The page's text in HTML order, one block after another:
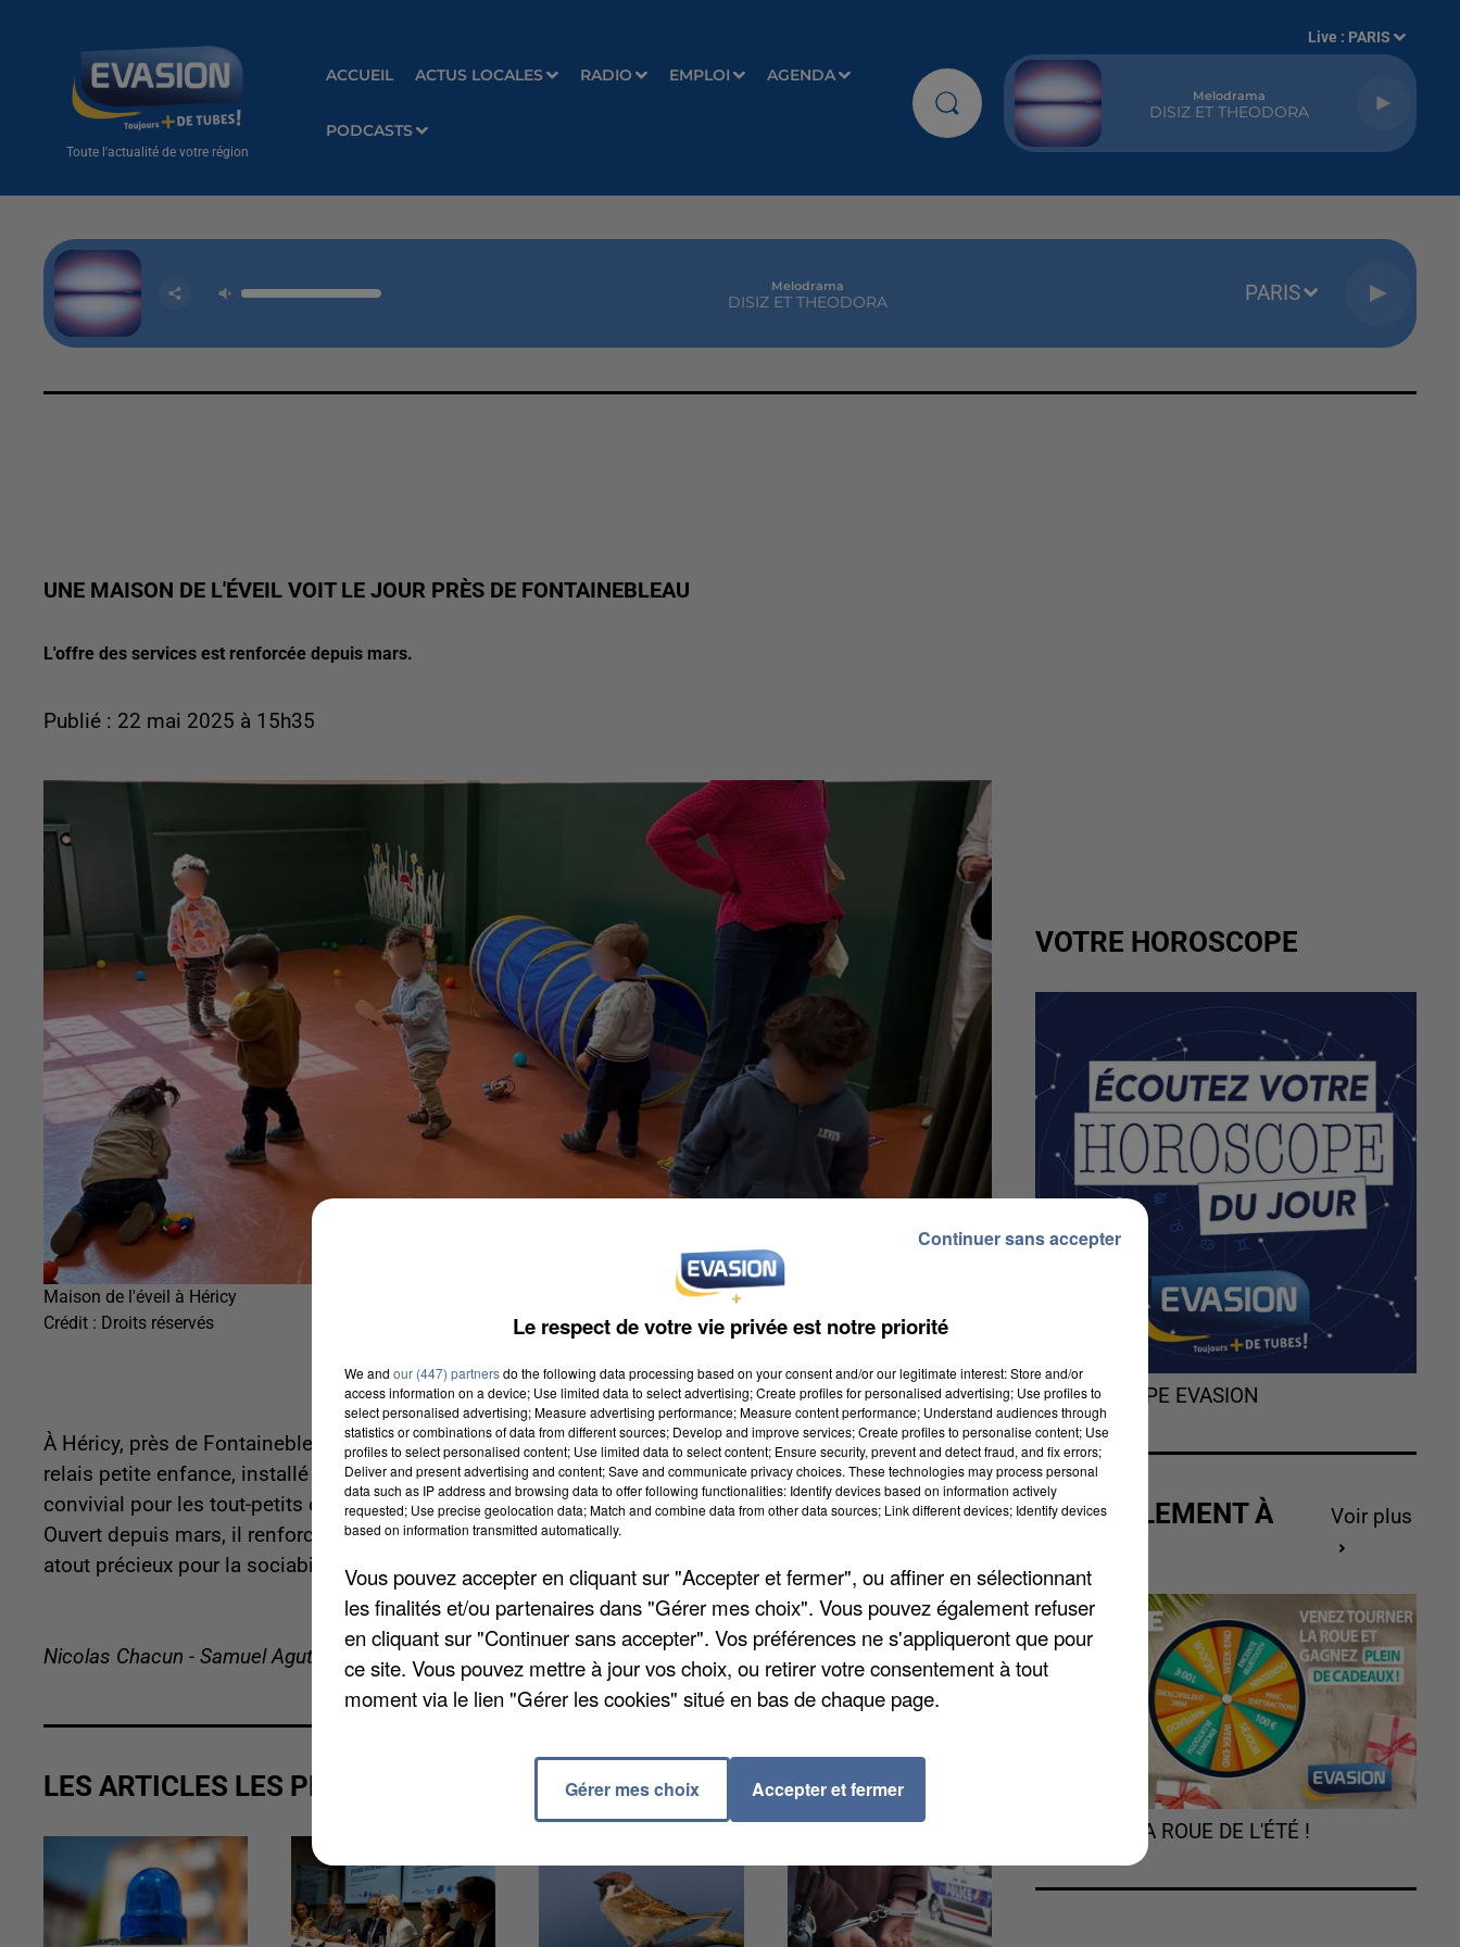
Toute l'actualité de votre région
ACCUEIL ACTUS LOCALES RADIO EMPLOI AGENDA
PODCASTS
Live : PARIS
Melodrama
DISIZ ET THEODORA
Melodrama
DISIZ ET THEODORA PARIS
UNE MAISON DE L'ÉVEIL VOIT LE JOUR PRÈS DE FONTAINEBLEAU
L'offre des services est renforcée depuis mars.
Publié : 22 mai 2025 à 15h35
Maison de l'éveil à Héricy
Crédit : Droits réservés
À Héricy, près de Fontainebleau, une Maison de l’éveil officiellement inaugurée la semaine dernière. Ce
relais petite enfance, installé dans l’ancienne école du Groupe scolaire 3, offre un cadre d’accueil
convivial pour les tout-petits et un espace d’échanges pour les professionnelles de la garde d’enfants.
Ouvert depuis mars, il renforce l’offre de services en complément du Lieu d’accueil enfants-parents. Un
atout précieux pour la sociabilisation des enfants.
Nicolas Chacun - Samuel Agutter
LES ARTICLES LES PLUS VUS
VOTRE HOROSCOPE
L'HOROSCOPE EVASION
ACTUELLEMENT À
Voir plus
TOURNEZ LA ROUE DE L'ÉTÉ !
Le respect de votre vie privée est notre priorité
We and our (447) partnersdo the following data processing based on your consent and/or our legitimate interest: Store and/or
access information on a device; Use limited data to select advertising; Create profiles for personalised advertising; Use profiles to
select personalised advertising; Measure advertising performance; Measure content performance; Understand audiences through
statistics or combinations of data from different sources; Develop and improve services; Create profiles to personalise content; Use
profiles to select personalised content; Use limited data to select content; Ensure security, prevent and detect fraud, and fix errors;
Deliver and present advertising and content; Save and communicate privacy choices. These technologies may process personal
data such as IP address and browsing data to offer following functionalities: Identify devices based on information actively
requested; Use precise geolocation data; Match and combine data from other data sources; Link different devices; Identify devices
based on information transmitted automatically.
Vous pouvez accepter en cliquant sur "Accepter et fermer", ou affiner en sélectionnant
les finalités et/ou partenaires dans "Gérer mes choix". Vous pouvez également refuser
en cliquant sur "Continuer sans accepter". Vos préférences ne s'appliqueront que pour
ce site. Vous pouvez mettre à jour vos choix, ou retirer votre consentement à tout
moment via le lien "Gérer les cookies" situé en bas de chaque page.
Gérer mes choix Accepter et fermer
Continuer sans accepter